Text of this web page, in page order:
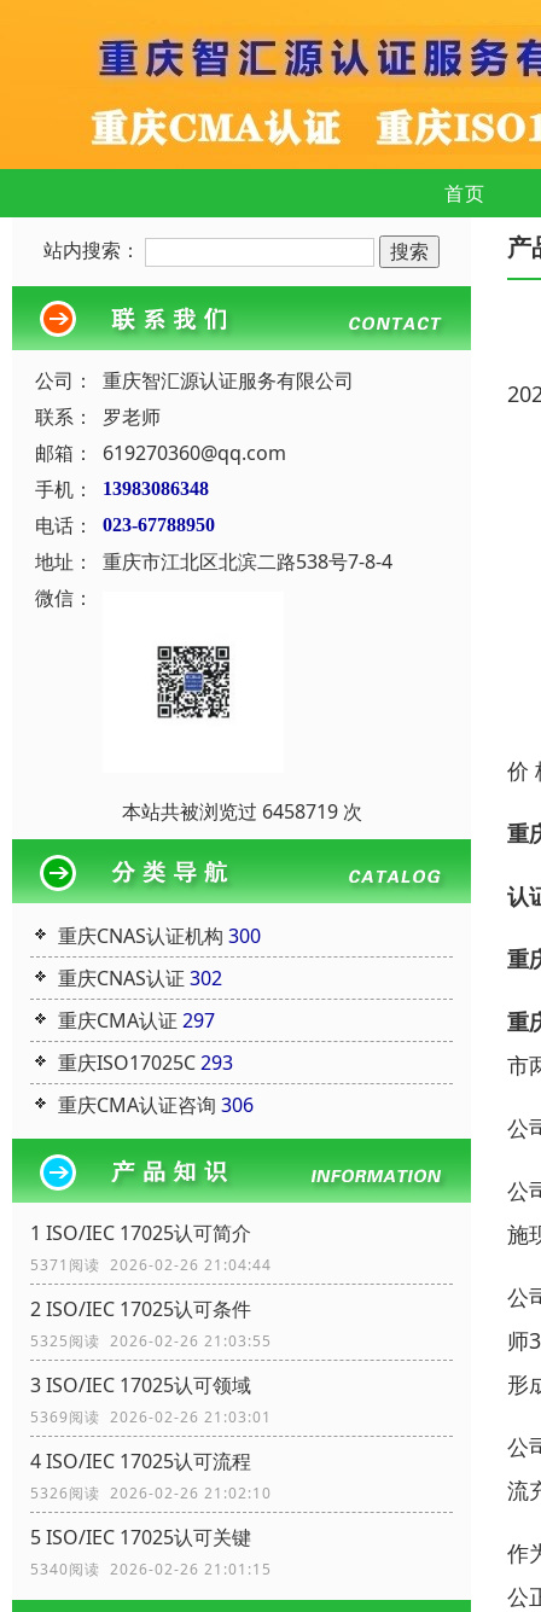
首页
站内搜索：
公司：
重庆智汇源认证服务有限公司
联系：
罗老师
邮箱：
619270360@qq.com
手机：
13983086348
电话： 023-67788950
地址：
重庆市江北区北滨二路538号7-8-4
微信：
本站共被浏览过 6458719 次
重庆CNAS认证机构 300
重庆CNAS认证 302
重庆CMA认证 297
重庆ISO17025C293
重庆CMA认证咨询 306
1 ISO/IEC 17025认可简介
5371阅读 2026-02-26 21:04:44
2 ISO/IEC 17025认可条件
5325阅读 2026-02-26 21:03:55
3 ISO/IEC 17025认可领域
5369阅读 2026-02-26 21:03:01
4 ISO/IEC 17025认可流程
5326阅读 2026-02-26 21:02:10
5 ISO/IEC 17025认可关键
5340阅读 2026-02-26 21:01:15
产
价
重
认
重
重
市
公
公
施
公
师
形
公
流
作
公